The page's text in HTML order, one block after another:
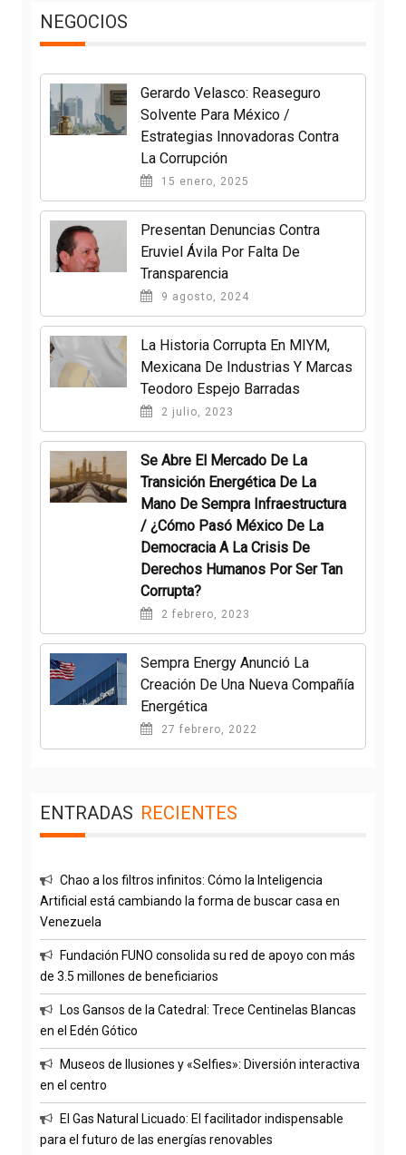
NEGOCIOS
Gerardo Velasco: Reaseguro
Solvente Para México /
Estrategias Innovadoras Contra
La Corrupción
15 enero, 2025
Presentan Denuncias Contra
Eruviel Ávila Por Falta De
Transparencia
9 agosto, 2024
La Historia Corrupta En MIYM,
Mexicana De Industrias Y Marcas
Teodoro Espejo Barradas
2 julio, 2023
Se Abre El Mercado De La
Transición Energética De La
Mano De Sempra Infraestructura
/ ¿Cómo Pasó México De La
Democracia A La Crisis De
Derechos Humanos Por Ser Tan
Corrupta?
2 febrero, 2023
Sempra Energy Anunció La
Creación De Una Nueva Compañía
Energética
27 febrero, 2022
ENTRADAS RECIENTES
Chao a los filtros infinitos: Cómo la Inteligencia
Artificial está cambiando la forma de buscar casa en
Venezuela
Fundación FUNO consolida su red de apoyo con más
de 3.5 millones de beneficiarios
Los Gansos de la Catedral: Trece Centinelas Blancas
en el Edén Gótico
Museos de Ilusiones y «Selfies»: Diversión interactiva
en el centro
El Gas Natural Licuado: El facilitador indispensable
para el futuro de las energías renovables